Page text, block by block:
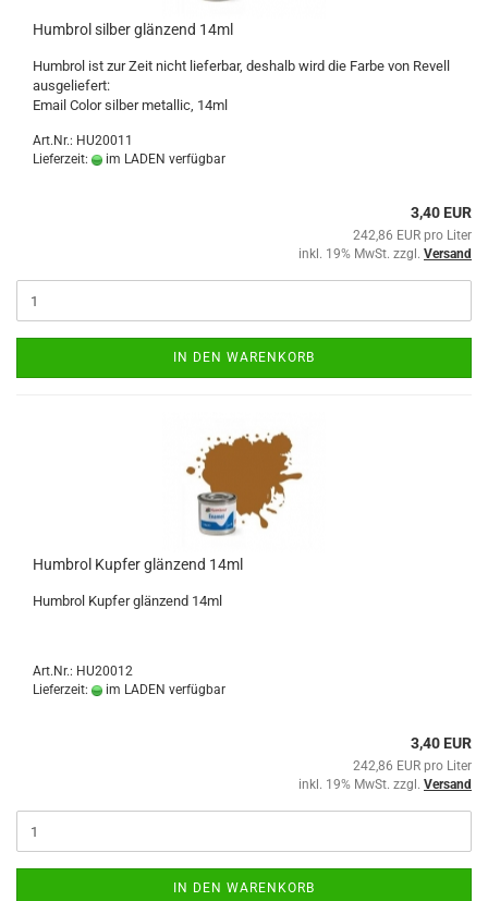
Humbrol silber glänzend 14ml
Humbrol ist zur Zeit nicht lieferbar, deshalb wird die Farbe von Revell
ausgeliefert:
Email Color silber metallic, 14ml
Art.Nr.: HU20011
Lieferzeit:
im LADEN verfügbar
3,40 EUR
242,86 EUR pro Liter
inkl. 19% MwSt. zzgl. Versand
IN DEN WARENKORB
Humbrol Kupfer glänzend 14ml
Humbrol Kupfer glänzend 14ml
Art.Nr.: HU20012
Lieferzeit:
im LADEN verfügbar
3,40 EUR
242,86 EUR pro Liter
inkl. 19% MwSt. zzgl. Versand
IN DEN WARENKORB